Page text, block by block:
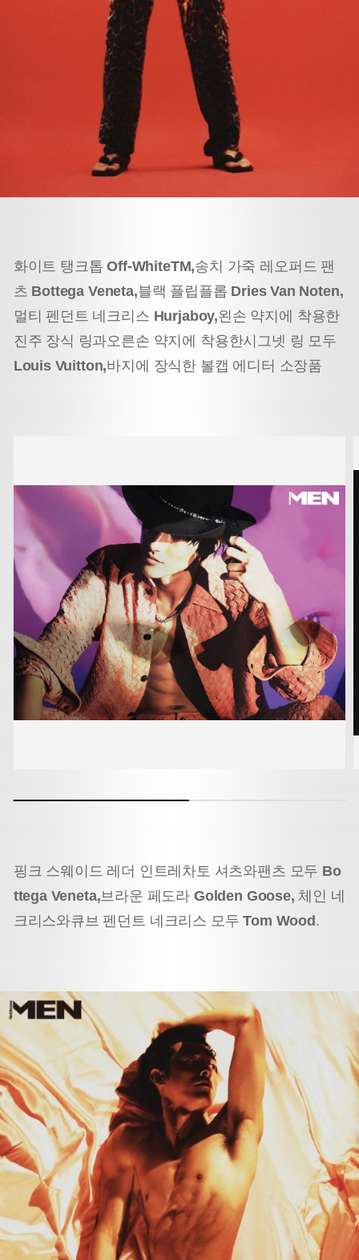
화이트 탱크톱Off-WhiteTM,송치 가죽 레오퍼드 팬
츠 Bottega Veneta,블랙 플립플롭 Dries Van Noten,
멀티 펜던트 네크리스 Hurjaboy,왼손 약지에 착용한
진주 장식 링과오른손 약지에 착용한시그넷 링 모두
Louis Vuitton,바지에 장식한 볼캡 에디터 소장품
핑크 스웨이드 레더 인트레차토 셔츠와팬츠 모두 Bo
ttega Veneta,브라운 페도라 Golden Goose, 체인 네
크리스와큐브 펜던트 네크리스 모두Tom Wood.